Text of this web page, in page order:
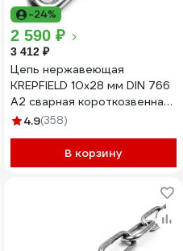
-24%
2 590 ₽
3 412 ₽
Цепь нержавеющая
KREPFIELD 10x28 мм DIN 766
А2 сварная короткозвенная
0,5 метра
4.9(358)
В корзину